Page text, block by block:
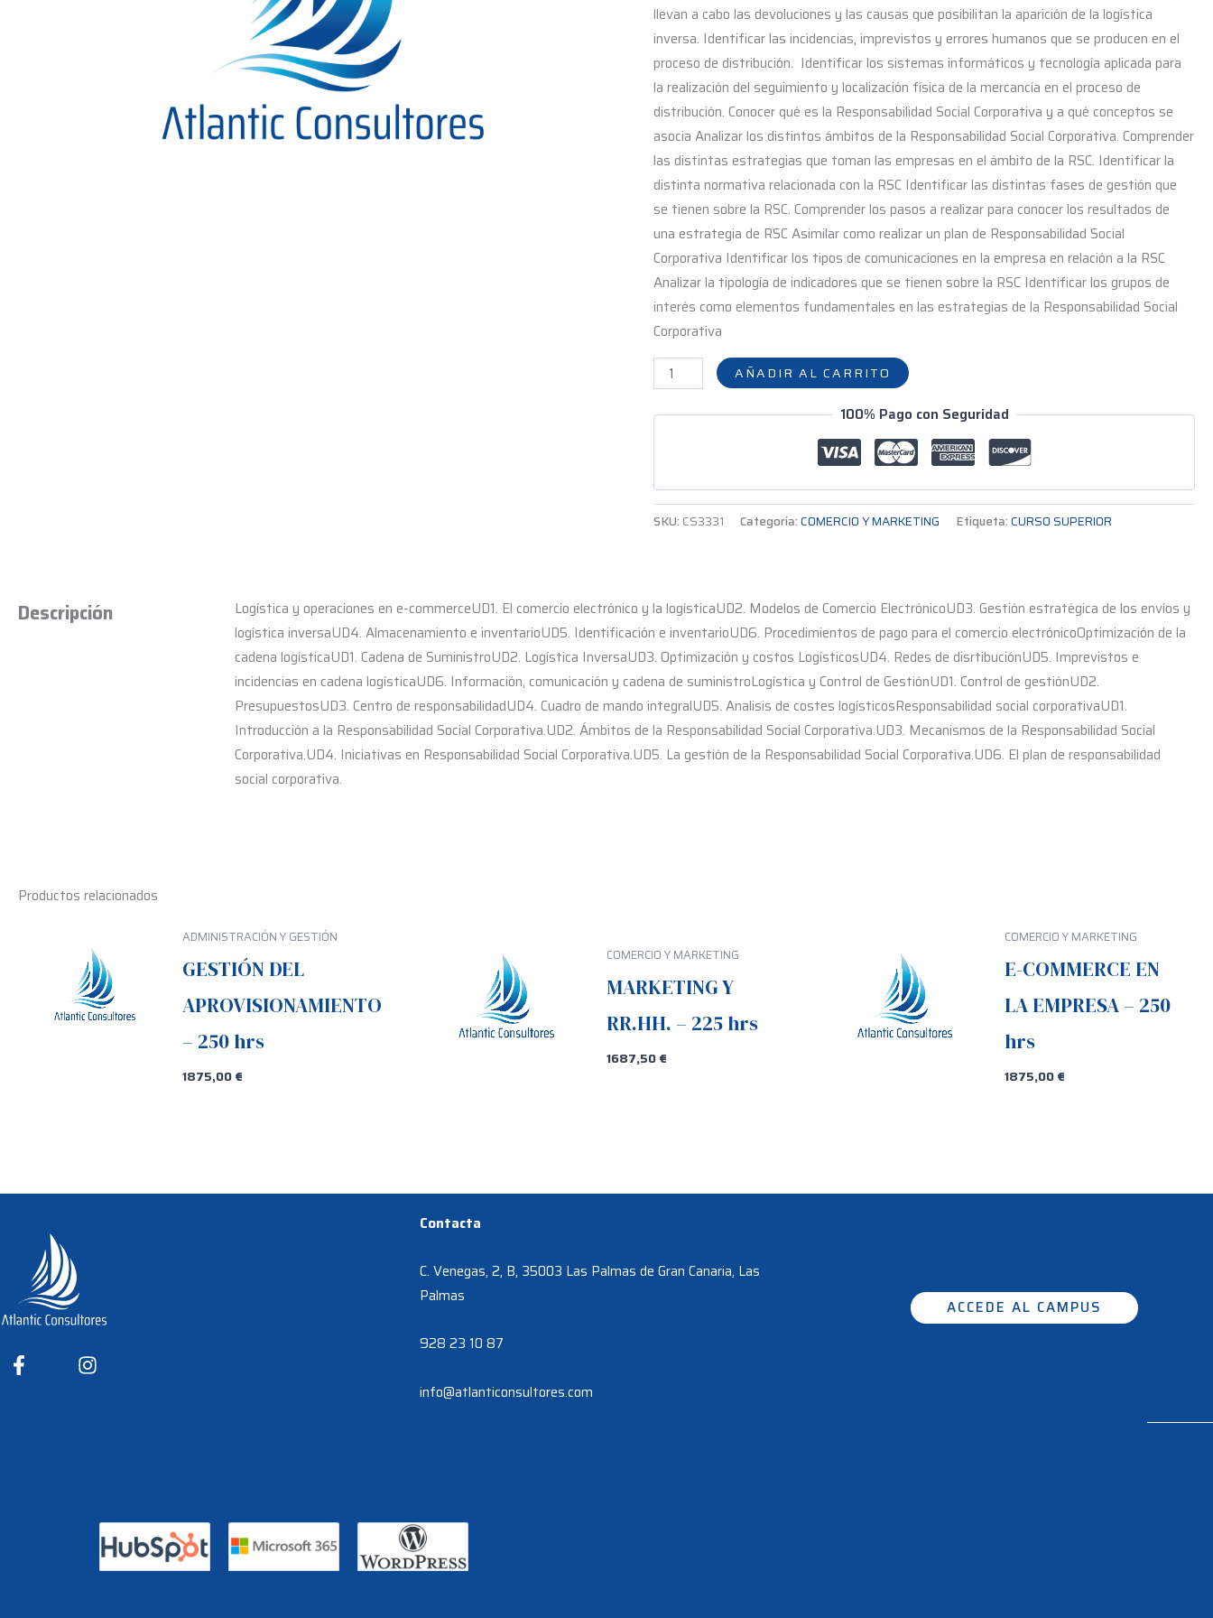
llevan a cabo las devoluciones y las causas que posibilitan la aparición de la logística
inversa. Identificar las incidencias, imprevistos y errores humanos que se producen en el
proceso de distribución. Identificar los sistemas informáticos y tecnología aplicada para
la realización del seguimiento y localización física de la mercancía en el proceso de
distribución. Conocer qué es la Responsabilidad Social Corporativa y a qué conceptos se
asocia Analizar los distintos ámbitos de la Responsabilidad Social Corporativa. Comprender
las distintas estrategias que toman las empresas en el ámbito de la RSC. Identificar la
distinta normativa relacionada con la RSC Identificar las distintas fases de gestión que
se tienen sobre la RSC. Comprender los pasos a realizar para conocer los resultados de
una estrategia de RSC Asimilar como realizar un plan de Responsabilidad Social
Corporativa Identificar los tipos de comunicaciones en la empresa en relación a la RSC
Analizar la tipología de indicadores que se tienen sobre la RSC Identificar los grupos de
interés como elementos fundamentales en las estrategias de la Responsabilidad Social
Corporativa
AÑADIR AL CARRITO
100% Pago con Seguridad
SKU: CS3331 Categoría:COMERCIO Y MARKETING Etiqueta:CURSO SUPERIOR
Descripción
Logística y operaciones en e-commerceUD1. El comercio electrónico y la logísticaUD2. Modelos de Comercio ElectrónicoUD3. Gestión estratégica de los envíos y
logística inversaUD4. Almacenamiento e inventarioUD5. Identificación e inventarioUD6. Procedimientos de pago para el comercio electrónicoOptimización de la
cadena logísticaUD1. Cadena de SuministroUD2. Logística InversaUD3. Optimización y costos LogísticosUD4. Redes de disrtibuciónUD5. Imprevistos e
incidencias en cadena logísticaUD6. Información, comunicación y cadena de suministroLogística y Control de GestiónUD1. Control de gestiónUD2.
PresupuestosUD3. Centro de responsabilidadUD4. Cuadro de mando integralUD5. Analisis de costes logísticosResponsabilidad social corporativaUD1.
Introducción a la Responsabilidad Social Corporativa.UD2. Ámbitos de la Responsabilidad Social Corporativa.UD3. Mecanismos de la Responsabilidad Social
Corporativa.UD4. Iniciativas en Responsabilidad Social Corporativa.UD5. La gestión de la Responsabilidad Social Corporativa.UD6. El plan de responsabilidad
social corporativa.
Productos relacionados
ADMINISTRACIÓN Y GESTIÓN
GESTIÓN DEL
APROVISIONAMIENTO
– 250 hrs
1875,00€
COMERCIO Y MARKETING
MARKETING Y
RR.HH. – 225 hrs
1687,50€
COMERCIO Y MARKETING
E-COMMERCE EN
LA EMPRESA – 250
hrs
1875,00€
Contacta
C. Venegas, 2, B, 35003 Las Palmas de Gran Canaria, Las
Palmas
928 23 10 87
info@atlanticonsultores.com
ACCEDE AL CAMPUS